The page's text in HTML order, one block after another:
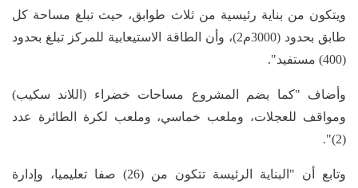
ويتكون من بناية رئيسية من ثلاث طوابق، حيث تبلغ مساحة كل
طابق بحدود (3000م2)، وأن الطاقة الاستيعابية للمركز تبلغ بحدود
(400) مستفيد".
وأضاف "كما يضم المشروع مساحات خضراء (اللاند سكيب)
ومواقف للعجلات، وملعب خماسي، وملعب لكرة الطائرة عدد
(2)".
وتابع أن "البناية الرئيسة تتكون من (26) صفا تعليميا، وإدارة